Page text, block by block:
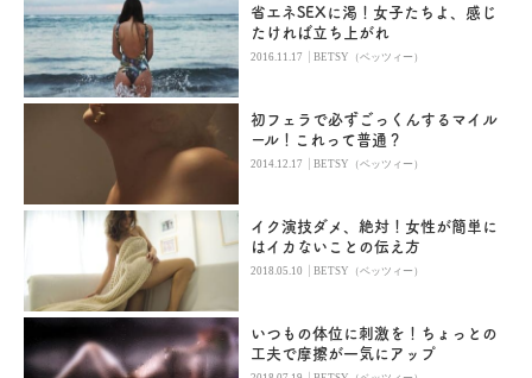
省エネSEXに渇！女子たちよ、感じ
たければ立ち上がれ
2016.11.17 |BETSY（ベッツィー）
初フェラで必ずごっくんするマイル
ール！これって普通？
2014.12.17 |BETSY（ベッツィー）
イク演技ダメ、絶対！女性が簡単に
はイカないことの伝え方
2018.05.10 |BETSY（ベッツィー）
いつもの体位に刺激を！ちょっとの
工夫で摩擦が一気にアップ